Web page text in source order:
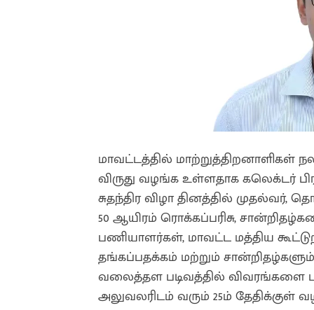
மாவட்டத்தில் மாற்றுத்திறனாளிகள்
விருது வழங்க உள்ளதாக கலெக்டர்
சுதந்திர விழா தினத்தில் முதல்வர்,
50 ஆயிரம் ரொக்கப்பரிசு,
பணியாளர்கள், மாவட்ட மத்திய
தங்கப்பதக்கம் மற்றும்
வலைத்தள படிவத்தில் விவரங்களை
அலுவலரிடம் வரும் 25ம்